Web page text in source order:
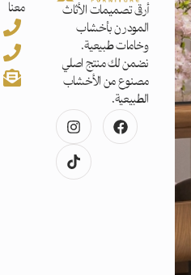
أرقى تصميمات الأثاث
المودرن بأخشاب
وخامات طبيعية.
نضمن لك منتج اصلي
مصنوع من الأخشاب
الطبيعية.
معنا